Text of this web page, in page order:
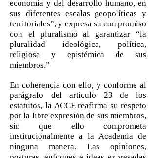
economía y del desarrollo humano, en
sus diferentes escalas geopolíticas y
territoriales”, y expresa su compromiso
con el pluralismo al garantizar “la
pluralidad ideológica, política,
religiosa y epistémica de sus
miembros.”
En coherencia con ello, y conforme al
parágrafo del artículo 23 de los
estatutos, la ACCE reafirma su respeto
por la libre expresión de sus miembros,
sin que ello comprometa
institucionalmente a la Academia de
ninguna manera. Las opiniones,